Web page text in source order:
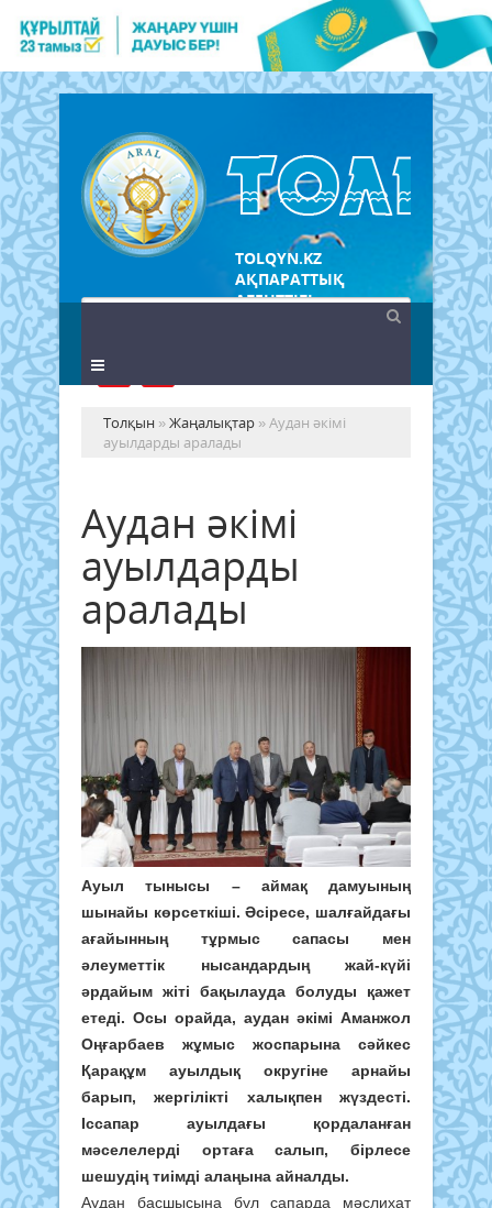
TOLQYN.KZ
АҚПАРАТТЫҚ
АГЕНТТІГІ
Толқын »Жаңалықтар » Аудан әкімі
ауылдарды аралады
Аудан әкімі
ауылдарды
аралады
Ауыл тынысы – аймақ дамуының
шынайы көрсеткіші. Әсіресе, шалғайдағы
ағайынның тұрмыс сапасы мен
әлеуметтік нысандардың жай-күйі
әрдайым жіті бақылауда болуды қажет
етеді. Осы орайда, аудан әкімі Аманжол
Оңғарбаев жұмыс жоспарына сәйкес
Қарақұм ауылдық округіне арнайы
барып, жергілікті халықпен жүздесті.
Іссапар ауылдағы қордаланған
мәселелерді ортаға салып, бірлесе
шешудің тиімді алаңына айналды.
Аудан басшысына бұл сапарда мәслихат